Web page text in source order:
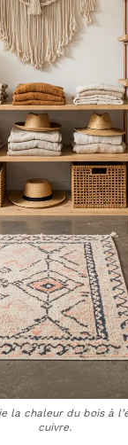
la chaleur du bois à
cuivre.